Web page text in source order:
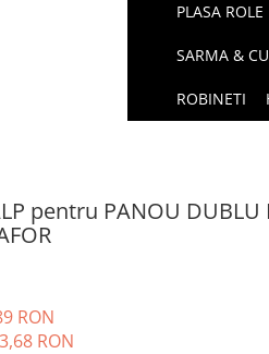
PLASA ROLE
SARMA &
ROBINETI
pentru PANOU DUBLU
RON
3,68 RON